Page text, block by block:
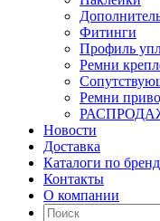
Фитинги
Профиль
Ремни
Ремни
Новости
Доставка
Каталоги по
Контакты
О компании